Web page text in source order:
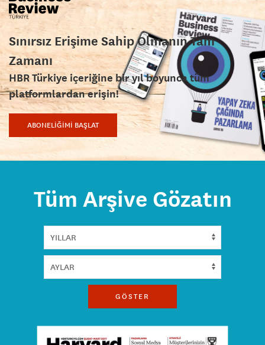
Sınırsız Erişime Sahip Olmanın Tam
Zamanı
HBR Türkiye içeriğine bir yıl boyunca tüm
platformlardan erişin!
ABONELİĞİMİ BAŞLAT
Tüm Arşive Gözatın
GÖSTER